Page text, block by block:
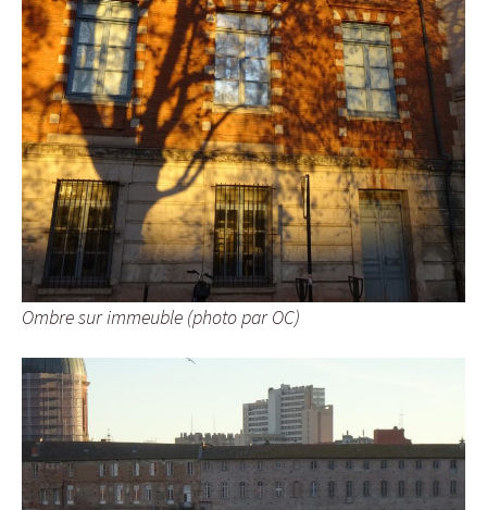
Ombre sur immeuble (photo par OC)